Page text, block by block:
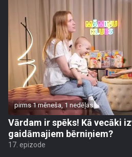
pirms 1 mēneša, 1 nedēļas
Vārdam ir spēks! Kā vecāki
gaidāmajiem bērniņiem?
17. epizode